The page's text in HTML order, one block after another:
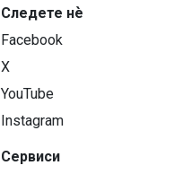
Следете нѐ
Facebook
X
YouTube
Instagram
Сервиси